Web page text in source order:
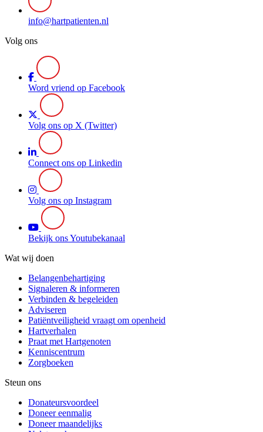
info@hartpatienten.nl
Volg ons
Word vriend op Facebook
Volg ons op X (Twitter)
Connect ons op Linkedin
Volg ons op Instagram
Bekijk ons Youtubekanaal
Wat wij doen
Belangenbehartiging
Signaleren & informeren
Verbinden & begeleiden
Adviseren
Patiëntveiligheid vraagt om openheid
Hartverhalen
Praat met Hartgenoten
Kenniscentrum
Zorgboeken
Steun ons
Donateursvoordeel
Doneer eenmalig
Doneer maandelijks